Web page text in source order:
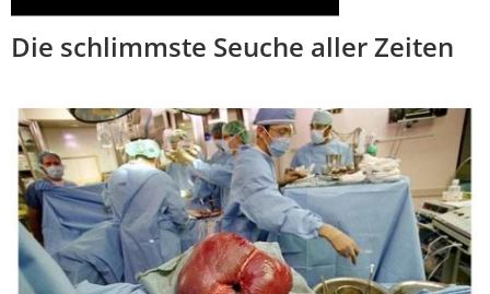
Die schlimmste Seuche aller Zeiten